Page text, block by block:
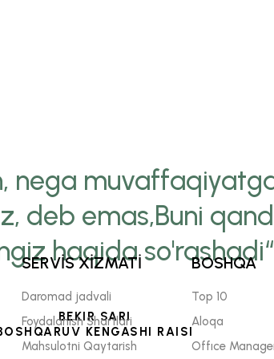
nega
deb emas,Buni
haqida so'rashadi“
BEKIR SARI
KENGASHI RAISI
SERVİS XİZMATİ
Daromad jadvali
Foydalanish Shartlari
Mahsulotni Qaytarish
BOSHQA
Top 10
Aloqa
Offıce